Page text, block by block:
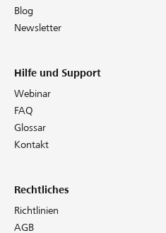
Blog
Newsletter
Hilfe und Support
Webinar
FAQ
Glossar
Kontakt
Rechtliches
Richtlinien
AGB